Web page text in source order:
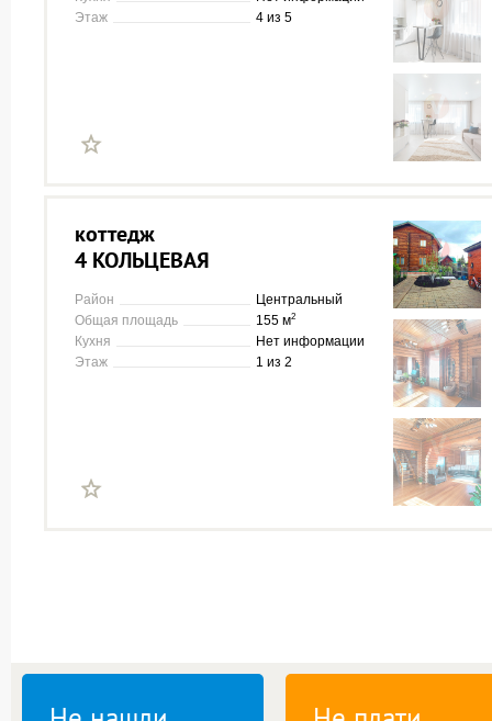
Этаж
4 из 5
коттедж
4 КОЛЬЦЕВАЯ
Район
Центральный
Общая площадь
155 м2
Кухня
Нет информации
Этаж
1 из 2